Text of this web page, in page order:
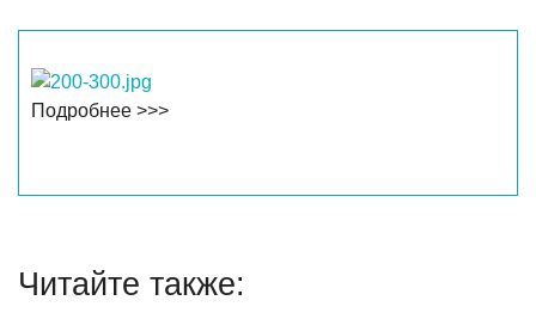
Подробнее >>>
Читайте также: